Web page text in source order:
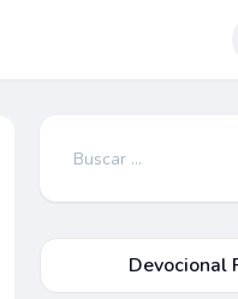
Buscar:
Devocional